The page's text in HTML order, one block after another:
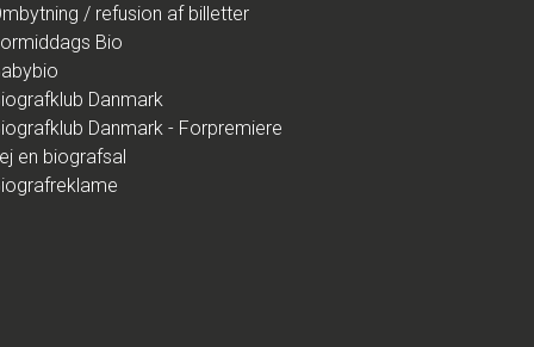
/ refusion af billetter
Bio
Danmark
Danmark - Forpremiere
en biografsal